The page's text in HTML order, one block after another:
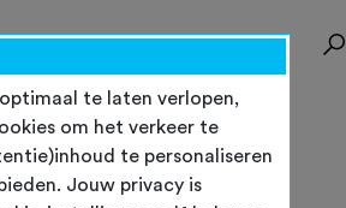
te laten verlopen,
om het verkeer te
te personaliseren
Jouw privacy is